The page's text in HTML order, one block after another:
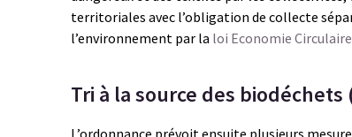
territoriales avec l’obligation de collecte
l’environnement par la loi Economie Circulaire
Tri à la source des
L’ordonnance prévoit ensuite plusieurs